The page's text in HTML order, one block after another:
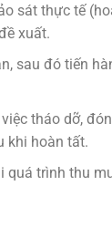
sát thực tế
xuất.
sau đó tiến
tháo dỡ,
khi hoàn tất.
trình thu